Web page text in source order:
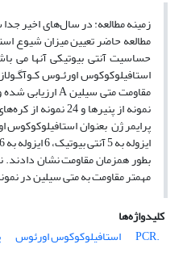
زمینه مطالعه: در سال‌های اخیر
استافیلوکوکوس اورئـوس
بطور همزمان مقاومت نشان دادند.
مهمتر مقاومت به متی سیلین در
کلیدواژه‌ها
‌ .PCR
‌استافیلوکوکوس اورئوس